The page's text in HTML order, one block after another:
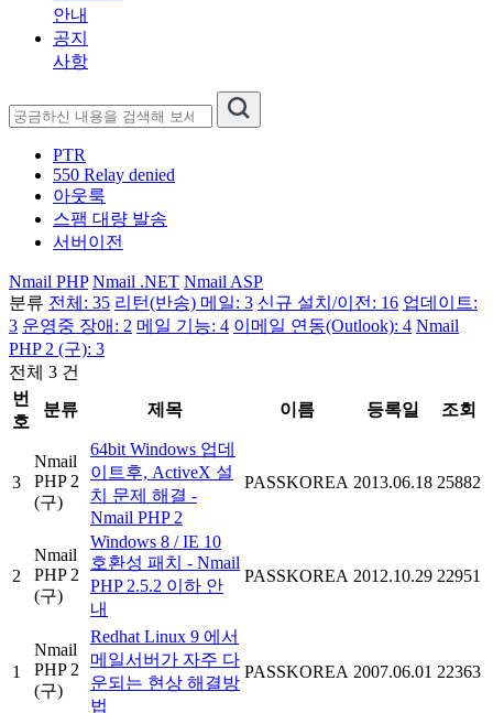
안내
공지
사항
PTR
550 Relay denied
아웃룩
스팸 대량 발송
서버이전
Nmail PHP Nmail .NET Nmail ASP
분류 전체: 35 리턴(반송) 메일: 3 신규 설치/이전: 16 업데이트:
3 운영중 장애: 2 메일 기능: 4 이메일 연동(Outlook): 4 Nmail
PHP 2 (구): 3
전체 3 건
번
호
분류 제목 이름 등록일 조회
3
Nmail
PHP 2
(구)
64bit Windows 업데
이트후, ActiveX 설
치 문제 해결 -
Nmail PHP 2
PASSKOREA 2013.06.18 25882
2
Nmail
PHP 2
(구)
Windows 8 / IE 10
호환성 패치 - Nmail
PHP 2.5.2 이하 안
내
PASSKOREA 2012.10.29 22951
1
Nmail
PHP 2
(구)
Redhat Linux 9 에서
메일서버가 자주 다
운되는 현상 해결방
법
PASSKOREA 2007.06.01 22363